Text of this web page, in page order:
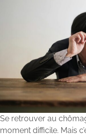
Se retrouver au
moment difficile. Mais